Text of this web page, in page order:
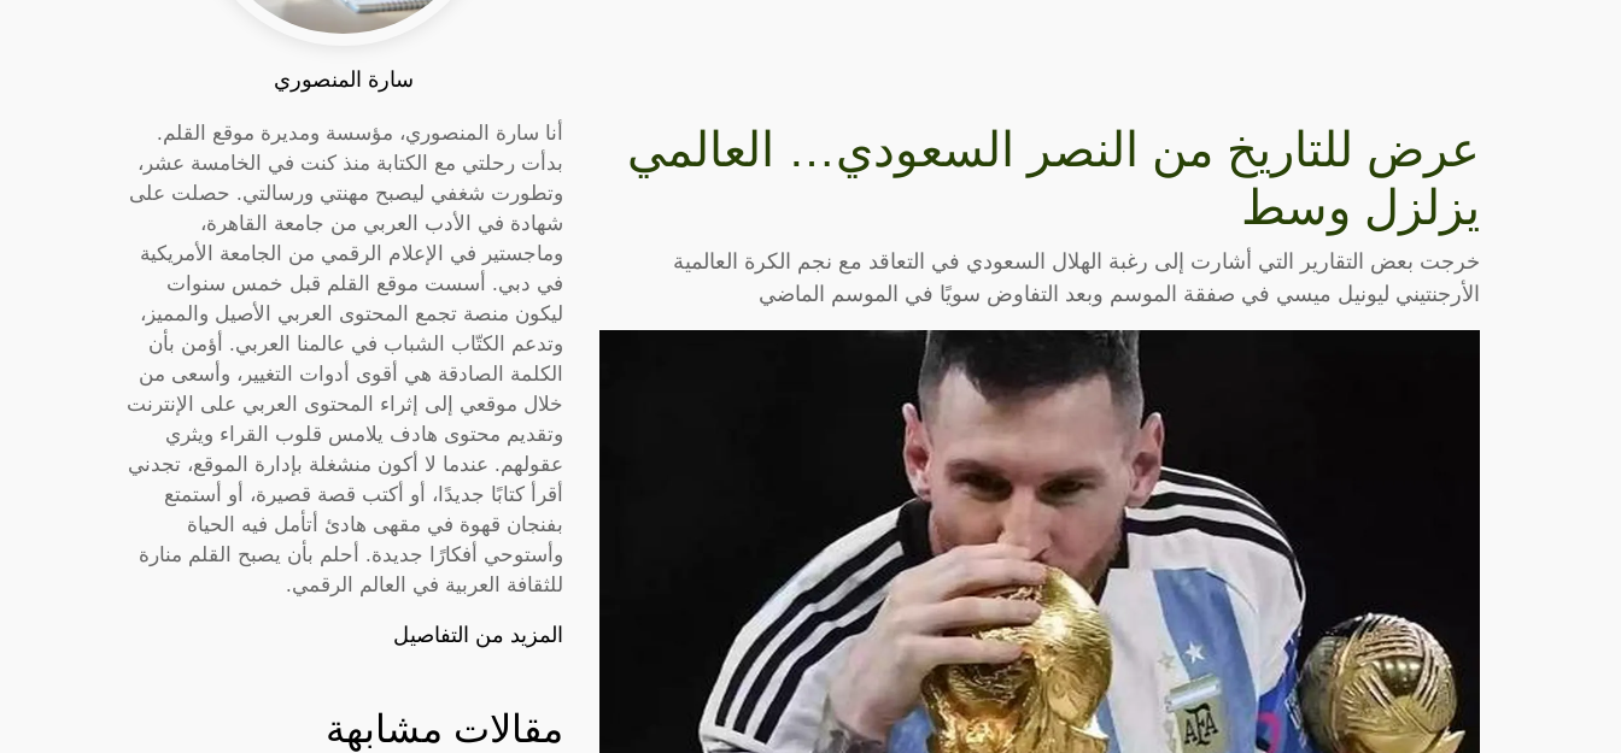
عرض للتاريخ من النصر السعودي… العالمي
يزلزل وسط
خرجت بعض التقارير التي أشارت إلى رغبة الهلال السعودي في التعاقد مع نجم الكرة العالمية
الأرجنتيني ليونيل ميسي في صفقة الموسم وبعد التفاوض سويًا في الموسم الماضي
سارة المنصوري
أنا سارة المنصوري، مؤسسة ومديرة موقع القلم.
بدأت رحلتي مع الكتابة منذ كنت في الخامسة عشر،
وتطورت شغفي ليصبح مهنتي ورسالتي. حصلت على
شهادة في الأدب العربي من جامعة القاهرة،
وماجستير في الإعلام الرقمي من الجامعة الأمريكية
في دبي. أسست موقع القلم قبل خمس سنوات
ليكون منصة تجمع المحتوى العربي الأصيل والمميز،
وتدعم الكتّاب الشباب في عالمنا العربي. أؤمن بأن
الكلمة الصادقة هي أقوى أدوات التغيير، وأسعى من
خلال موقعي إلى إثراء المحتوى العربي على الإنترنت
وتقديم محتوى هادف يلامس قلوب القراء ويثري
عقولهم. عندما لا أكون منشغلة بإدارة الموقع، تجدني
أقرأ كتابًا جديدًا، أو أكتب قصة قصيرة، أو أستمتع
بفنجان قهوة في مقهى هادئ أتأمل فيه الحياة
وأستوحي أفكارًا جديدة. أحلم بأن يصبح القلم منارة
للثقافة العربية في العالم الرقمي.
المزيد من التفاصيل
مقالات مشابهة